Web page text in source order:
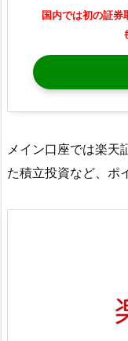
国内では初の証券
メイン口座では楽天
た積立投資など、ポ